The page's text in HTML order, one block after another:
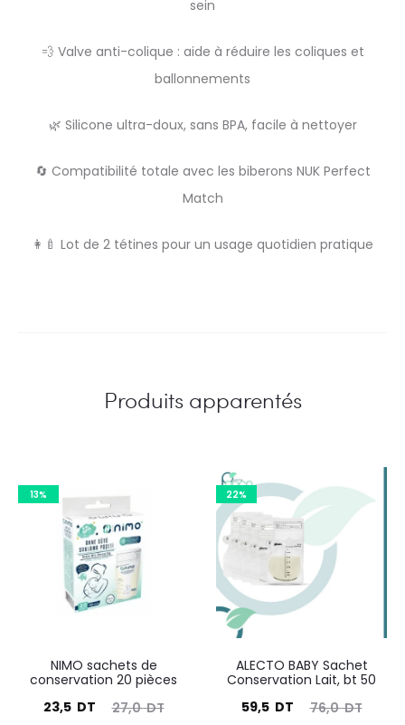
sein
💨 Valve anti-colique : aide à réduire les coliques et
ballonnements
🌿 Silicone ultra-doux, sans BPA, facile à nettoyer
🔄 Compatibilité totale avec les biberons NUK Perfect
Match
👩‍🍼 Lot de 2 tétines pour un usage quotidien pratique
Produits apparentés
13%
NIMO sachets de
conservation 20 pièces
27,0DT
Le
23,5 DT
22%
ALECTO BABY Sachet
Conservation Lait, bt 50
76,0DT
Le
59,5 DT